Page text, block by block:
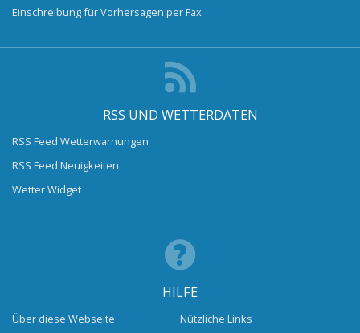
Einschreibung für Vorhersagen per Fax
RSS UND WETTERDATEN
RSS Feed Wetterwarnungen
RSS Feed Neuigkeiten
Wetter Widget
HILFE
Über diese Webseite Nützliche Links